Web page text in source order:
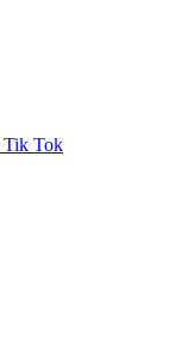
Tik Tok